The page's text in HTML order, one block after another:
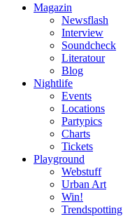
Magazin
Newsflash
Interview
Soundcheck
Literatour
Blog
Nightlife
Events
Locations
Partypics
Charts
Tickets
Playground
Webstuff
Urban Art
Win!
Trendspotting